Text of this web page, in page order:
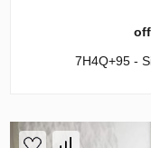
7H4Q+95 -